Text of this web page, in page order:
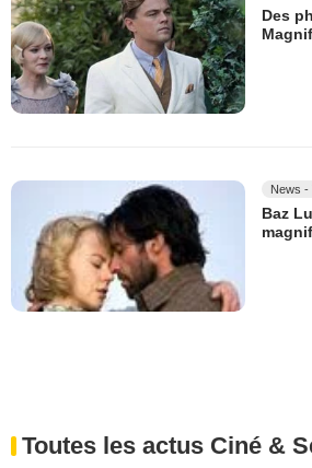
Des
News -
Baz
Toutes les actus Ciné &